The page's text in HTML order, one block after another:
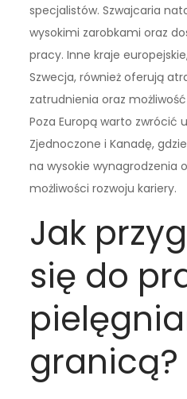
specjalistów. Szwajcaria
wysokimi zarobkami oraz
pracy. Inne kraje
Szwecja, również oferują
zatrudnienia oraz
Poza Europą warto zwrócić
Zjednoczone i Kanadę,
na wysokie wynagrodzenia
możliwości rozwoju kariery.
Jak
się do
granicą?